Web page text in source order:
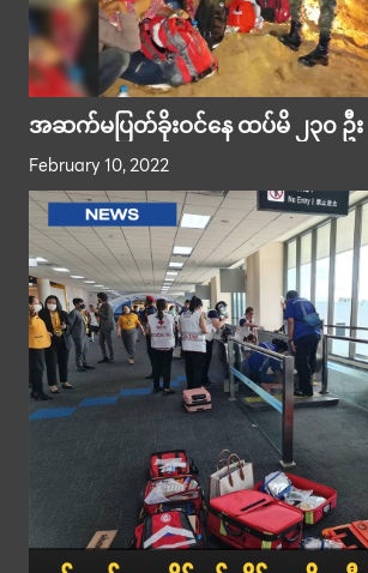
အဆက်မပြတ်ခိုးဝင်နေ ထပ်မိ ၂၃၀ ဦး
February 10, 2022